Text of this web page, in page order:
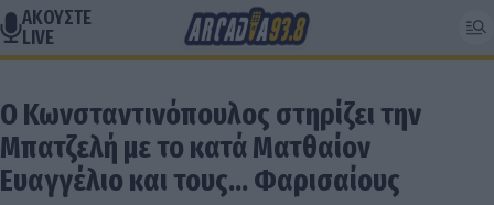
ΑΚΟΥΣΤΕ
LIVE
Ο Κωνσταντινόπουλος στηρίζει την
Μπατζελή με το κατά Ματθαίον
Ευαγγέλιο και τους... Φαρισαίους